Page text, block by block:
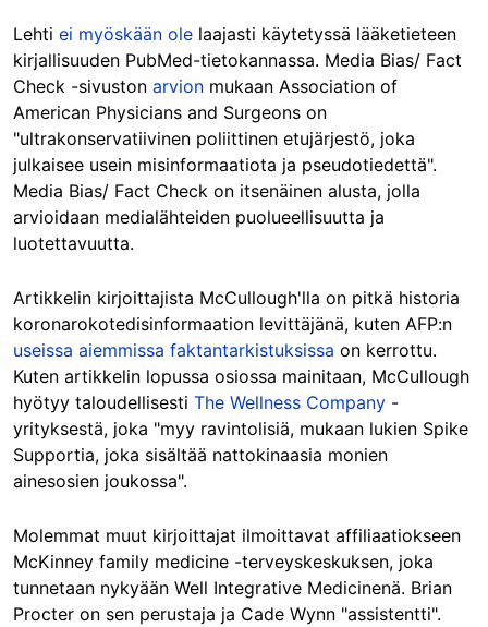
Lehti ei myöskään ole laajasti käytetyssä lääketieteen
kirjallisuuden PubMed-tietokannassa. Media Bias/ Fact
Check -sivuston arvion mukaan Association of
American Physicians and Surgeons on
"ultrakonservatiivinen poliittinen etujärjestö, joka
julkaisee usein misinformaatiota ja pseudotiedettä".
Media Bias/ Fact Check on itsenäinen alusta, jolla
arvioidaan medialähteiden puolueellisuutta ja
luotettavuutta.
Artikkelin kirjoittajista McCullough'lla on pitkä historia
koronarokotedisinformaation levittäjänä, kuten AFP:n
useissa aiemmissa faktantarkistuksissa on kerrottu.
Kuten artikkelin lopussa osiossa mainitaan, McCullough
hyötyy taloudellisesti The Wellness Company -
yrityksestä, joka "myy ravintolisiä, mukaan lukien Spike
Supportia, joka sisältää nattokinaasia monien
ainesosien joukossa".
Molemmat muut kirjoittajat ilmoittavat affiliaatiokseen
McKinney family medicine -terveyskeskuksen, joka
tunnetaan nykyään Well Integrative Medicinenä. Brian
Procter on sen perustaja ja Cade Wynn "assistentti".